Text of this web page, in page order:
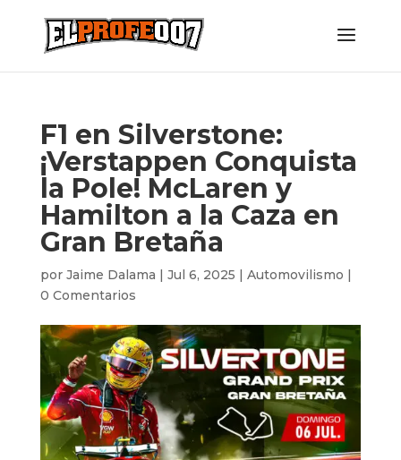
F1 en Silverstone:
¡Verstappen Conquista
la Pole! McLaren y
Hamilton a la Caza en
Gran Bretaña
por Jaime Dalama | Jul 6, 2025 | Automovilismo |
0 Comentarios